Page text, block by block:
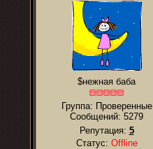
$нежная баба
Группа: Проверенные
Сообщений: 5279
Репутация: 5
Статус: Offline